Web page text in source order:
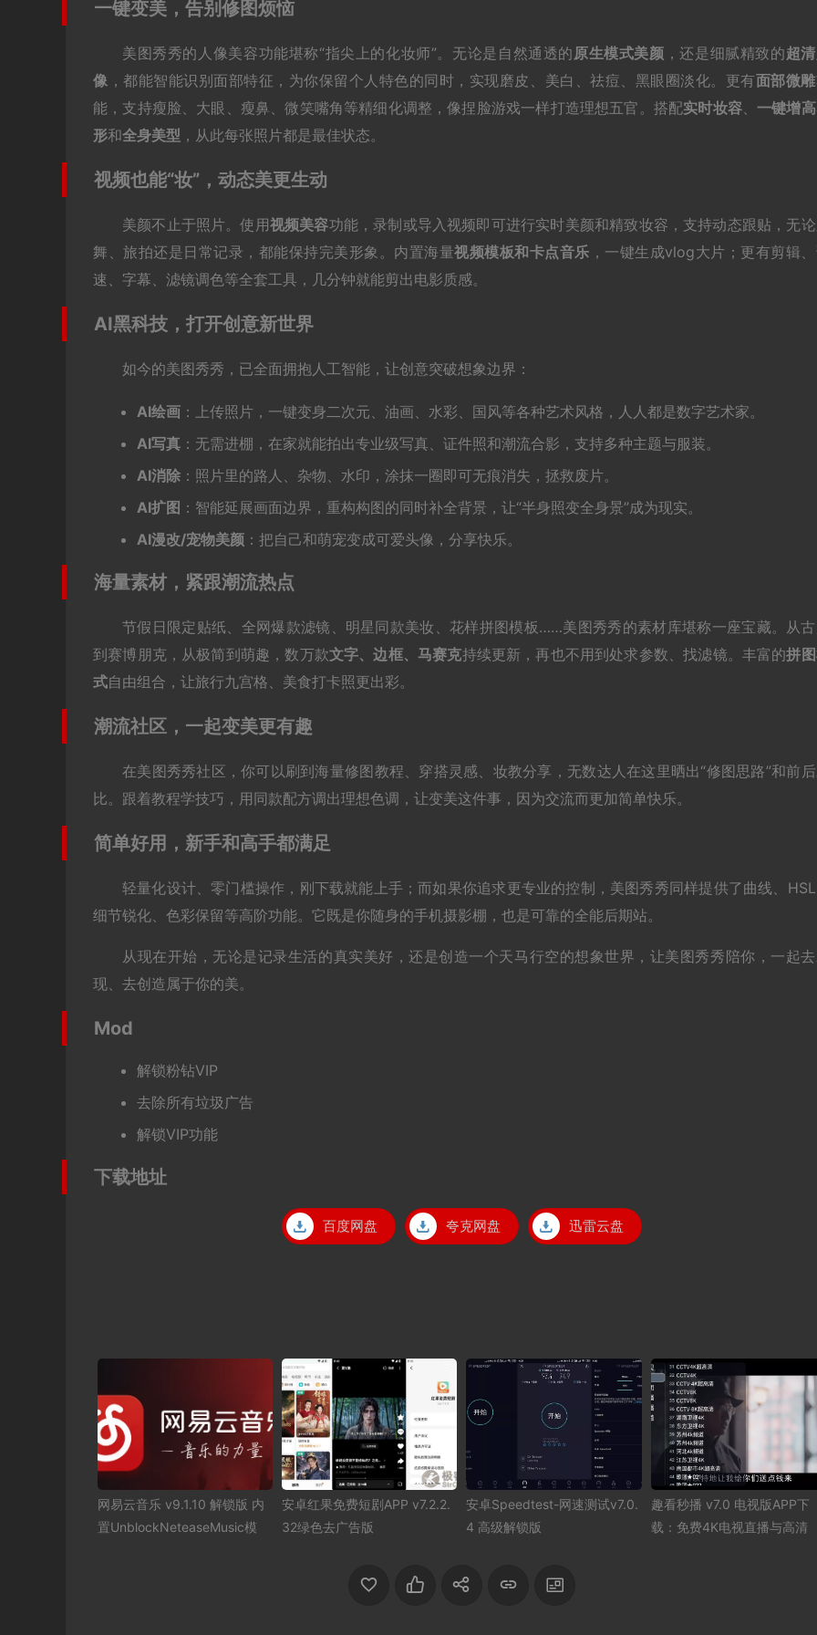
一键变美，告别修图烦恼
美图秀秀的人像美容功能堪称“指尖上的化妆师”。无论是自然通透的原生模式美颜 ，还是细腻精致的超
像 ，都能智能识别面部特征，为你保留个人特色的同时，实现磨皮、美白、祛痘、黑眼圈淡化。更有面部微雕
能，支持瘦脸、大眼、瘦鼻、微笑嘴角等精细化调整，像捏脸游戏一样打造理想五官。搭配实时妆容、一键增
形和全身美型 ，从此每张照片都是最佳状态。
视频也能“妆”，动态美更生动
美颜不止于照片。使用视频美容功能，录制或导入视频即可进行实时美颜和精致妆容，支持动态跟贴，无
舞、旅拍还是日常记录，都能保持完美形象。内置海量视频模板和卡点音乐 ，一键生成vlog大片；更有剪辑
速、字幕、滤镜调色等全套工具，几分钟就能剪出电影质感。
AI黑科技，打开创意新世界
如今的美图秀秀，已全面拥抱人工智能，让创意突破想象边界：
AI绘画 ：上传照片，一键变身二次元、油画、水彩、国风等各种艺术风格，人人都是数字艺术家。
AI写真 ：无需进棚，在家就能拍出专业级写真、证件照和潮流合影，支持多种主题与服装。
AI消除 ：照片里的路人、杂物、水印，涂抹一圈即可无痕消失，拯救废片。
AI扩图 ：智能延展画面边界，重构构图的同时补全背景，让“半身照变全身景”成为现实。
AI漫改/宠物美颜 ：把自己和萌宠变成可爱头像，分享快乐。
海量素材，紧跟潮流热点
节假日限定贴纸、全网爆款滤镜、明星同款美妆、花样拼图模板……美图秀秀的素材库堪称一座宝藏。从
到赛博朋克，从极简到萌趣，数万款文字、边框、马赛克持续更新，再也不用到处求参数、找滤镜。丰富的拼
式自由组合，让旅行九宫格、美食打卡照更出彩。
潮流社区，一起变美更有趣
在美图秀秀社区，你可以刷到海量修图教程、穿搭灵感、妆教分享，无数达人在这里晒出“修图思路”和前
比。跟着教程学技巧，用同款配方调出理想色调，让变美这件事，因为交流而更加简单快乐。
简单好用，新手和高手都满足
轻量化设计、零门槛操作，刚下载就能上手；而如果你追求更专业的控制，美图秀秀同样提供了曲线、
细节锐化、色彩保留等高阶功能。它既是你随身的手机摄影棚，也是可靠的全能后期站。
从现在开始，无论是记录生活的真实美好，还是创造一个天马行空的想象世界，让美图秀秀陪你，一起
现、去创造属于你的美。
Mod
解锁粉钻VIP
去除所有垃圾广告
解锁VIP功能
下载地址
百度网盘 夸克网盘 迅雷云盘
网易云音乐 v9.1.10 解锁版 内
置UnblockNeteaseMusic模块
安卓红果免费短剧APP v7.2.2.
32绿色去广告版
安卓Speedtest-网速测试v7.0.
4 高级解锁版
趣看秒播 v7.0 电视版APP下
载：免费4K电视直播与高清